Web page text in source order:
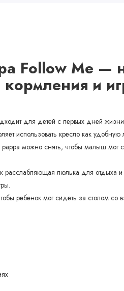
Follow Me
и
для детей с первых дней
использовать кресло как
можно снять, чтобы малыш мог
расслабляющая люлька для отдыха и
ребенок мог сидеть за столом со